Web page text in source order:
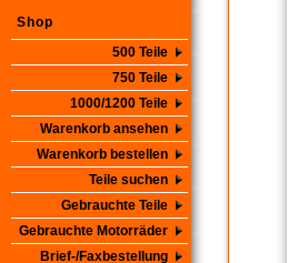
Shop
500 Teile
750 Teile
1000/1200 Teile
Warenkorb ansehen
Warenkorb bestellen
Teile suchen
Gebrauchte Teile
Gebrauchte Motorräder
Brief-/Faxbestellung